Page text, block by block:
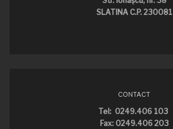
SLATINA C.P. 230081
CONTACT
Tel: 0249.406 103
Fax: 0249.406 203